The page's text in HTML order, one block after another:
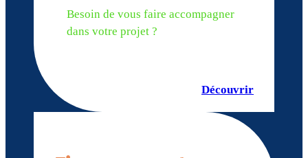
Besoin de vous faire accompagner
dans votre projet ?
Découvrir